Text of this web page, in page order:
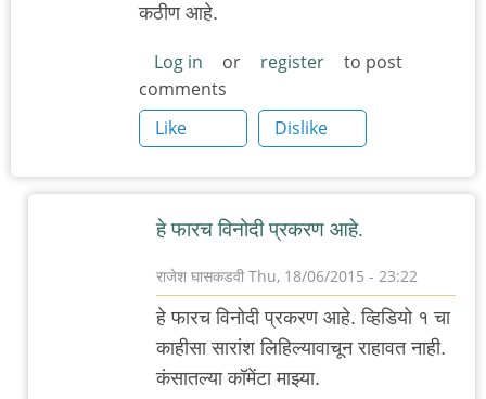
कठीण आहे.
Log in or register
to post
comments
Like
Dislike
हे फारच विनोदी प्रकरण आहे.
राजेश घासकडवी Thu, 18/06/2015 - 23:22
In
reply
to
हे फारच विनोदी प्रकरण आहे. व्हिडियो १ चा
काहीसा सारांश लिहिल्यावाचून राहावत नाही.
कंसातल्या कॉमेंटा माझ्या.